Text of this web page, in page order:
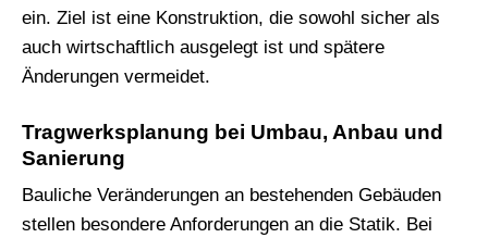
ein. Ziel ist eine Konstruktion, die sowohl sicher als
auch wirtschaftlich ausgelegt ist und spätere
Änderungen vermeidet.
Tragwerksplanung bei Umbau, Anbau und
Sanierung
Bauliche Veränderungen an bestehenden Gebäuden
stellen besondere Anforderungen an die Statik. Bei